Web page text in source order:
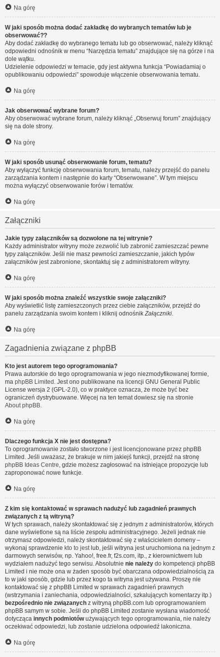
Na górę
W jaki sposób można dodać zakładkę do wybranych tematów lub je
obserwować??
Aby dodać zakładkę do wybranego tematu lub go obserwować, należy kliknąć
odpowiedni odnośnik w menu “Narzędzia tematu” znajdujące się na górze i na
dole wątku.
Udzielenie odpowiedzi w temacie, gdy jest aktywna funkcja “Powiadamiaj o
opublikowaniu odpowiedzi” spowoduje włączenie obserwowania tematu.
Na górę
Jak obserwować wybrane forum?
Aby obserwować wybrane forum, należy kliknąć „Obserwuj forum” znajdujący
się na dole strony.
Na górę
W jaki sposób usunąć obserwowanie forum, tematu?
Aby wyłączyć funkcję obserwowania forum, tematu, należy przejść do panelu
zarządzania kontem i następnie do karty “Obserwowane”. W tym miejscu
można wyłączyć obserwowanie forów i tematów.
Na górę
Załączniki
Jakie typy załączników są dozwolone na tej witrynie?
Każdy administrator witryny może zezwolić lub zabronić zamieszczać pewne
typy załączników. Jeśli nie masz pewności zamieszczanie, jakich typów
załączników jest zabronione, skontaktuj się z administratorem witryny.
Na górę
W jaki sposób można znaleźć wszystkie swoje załączniki?
Aby wyświetlić listę zamieszczonych przez ciebie załączników, przejdź do
panelu zarządzania swoim kontem i kliknij odnośnikZałączniki.
Na górę
Zagadnienia związane z phpBB
Kto jest autorem tego oprogramowania?
Prawa autorskie do tego oprogramowania w jego niezmodyfikowanej formie,
ma phpBB Limited . Jest ono publikowane na licencji GNU General Public
License wersja 2 (GPL-2.0), co w praktyce oznacza, że może być bez
ograniczeń dystrybuowane. Więcej na ten temat dowiesz się na stronie
About phpBB.
Na górę
Dlaczego funkcja X nie jest dostępna?
To oprogramowanie zostało stworzone i jest licencjonowane przez phpBB
Limited. Jeśli uważasz, że brakuje w nim jakiejś funkcji, przejdź na stronę
phpBB Ideas Centre, gdzie możesz zagłosować na istniejące propozycje lub
zaproponować nowe funkcje.
Na górę
Z kim się kontaktować w sprawach nadużyć lub zagadnień prawnych
związanych z tą witryną?
W tych sprawach, należy skontaktować się z jednym z administratorów, których
dane wyświetlone są na liście zespołu administracyjnego. Jeżeli jednak nie
otrzymasz odpowiedzi, należy skontaktować się z właścicielem domeny –
wykonaj sprawdzenie kto to jestlub, jeśli witryna jest uruchomiona na jednym z
darmowych serwisów, np. Yahoo!, free.fr, f2s.com, itp., z kierownictwem lub
wydziałem nadużyć tego serwisu. Absolutnie nie należy do kompetencji phpBB
Limited i nie może ona w żaden sposób być obarczana odpowiedzialnością za
to w jaki sposób, gdzie lub przez kogo ta witryna jest używana. Proszę nie
kontaktować się z phpBB Limited w sprawach zagadnień prawnych
(wstrzymania i zaniechania, odpowiedzialności, szkalujących komentarzy itp.)
bezpośrednio nie związanych z witryną phpBB.com lub oprogramowaniem
phpBB samym w sobie. Jeśli do phpBB Limited zostanie wysłana wiadomość
dotycząca innych podmiotówużywających tego oprogramowania, nie należy
oczekiwać odpowiedzi, lub zostanie udzielona odpowiedź lakoniczna.
Na górę